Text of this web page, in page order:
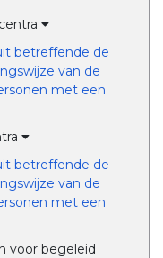
betreffende de
van de
met een
betreffende de
van de
met een
voor begeleid